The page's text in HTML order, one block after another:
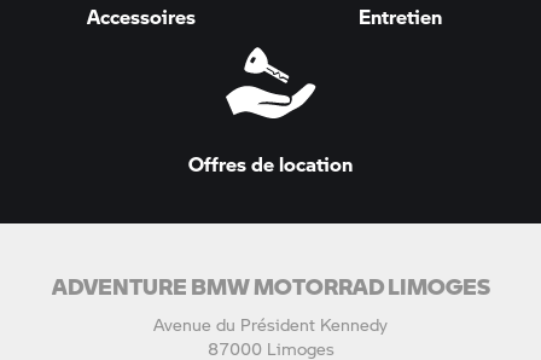
Accessoires Entretien
Offres de location
ADVENTURE BMW MOTORRAD LIMOGES
Avenue du Président Kennedy
87000 Limoges